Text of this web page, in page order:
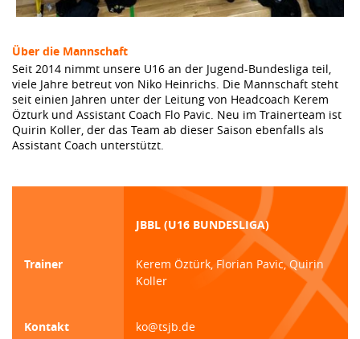
Über die Mannschaft
Seit 2014 nimmt unsere U16 an der Jugend-Bundesliga teil,
viele Jahre betreut von Niko Heinrichs. Die Mannschaft steht
seit einien Jahren unter der Leitung von Headcoach Kerem
Özturk und Assistant Coach Flo Pavic. Neu im Trainerteam ist
Quirin Koller, der das Team ab dieser Saison ebenfalls als
Assistant Coach unterstützt.
JBBL (U16 BUNDESLIGA)
Trainer
Kerem Öztürk, Florian Pavic, Quirin
Koller
Kontakt ko@tsjb.de